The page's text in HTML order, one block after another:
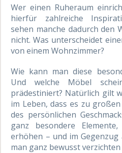
Wer einen Ruheraum
hierfür zahlreiche
sehen manche dadurch den
nicht. Was unterscheidet
von einem Wohnzimmer?
Wie kann man diese
Und welche Möbel
prädestiniert? Natürlich gilt
im Leben, dass es zu
des persönlichen
ganz besondere
erhöhen – und im
man ganz bewusst